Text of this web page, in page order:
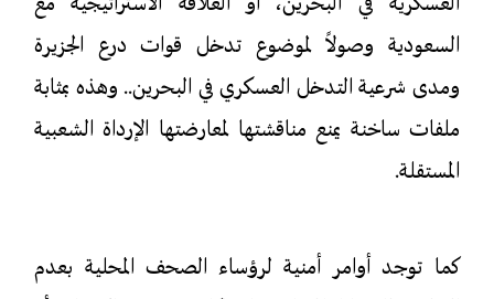
السعودية وصولاً لموضوع تدخل قوات درع الجزيرة
ومدى شرعية التدخل العسكري في البحرين.. وهذه بمثابة
ملفات ساخنة يمنع مناقشتها لمعارضتها الإرداة الشعبية
المستقلة.
كما توجد أوامر أمنية لرؤساء الصحف المحلية بعدم